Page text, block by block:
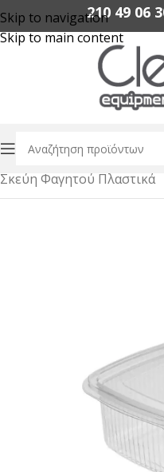
Skip to navigation
Skip to main content
210 49 06
Αρχική σελίδα/
Σκεύη Φαγητού Πλαστικά